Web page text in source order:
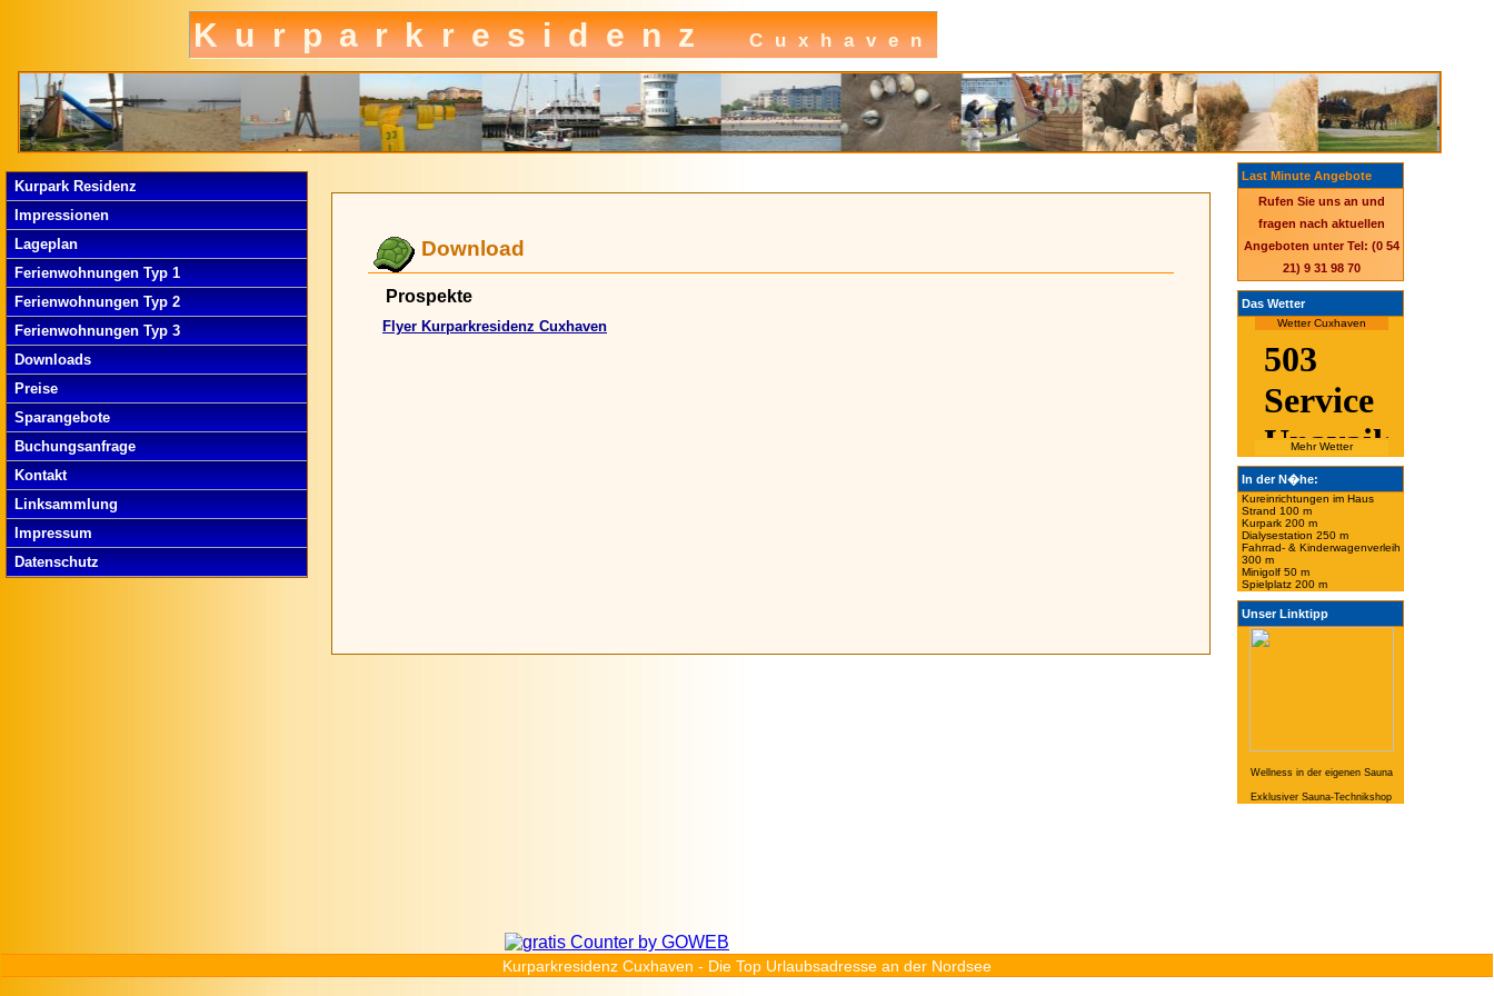
Kurparkresidenz Cuxhaven
Kurpark Residenz
Impressionen
Lageplan
Ferienwohnungen Typ 1
Ferienwohnungen Typ 2
Ferienwohnungen Typ 3
Downloads
Preise
Sparangebote
Buchungsanfrage
Kontakt
Linksammlung
Impressum
Datenschutz
Download
Prospekte
Flyer Kurparkresidenz Cuxhaven
Last Minute Angebote
Rufen Sie uns an und
fragen nach aktuellen
Angeboten unter Tel: (0 54
21) 9 31 98 70
Das Wetter
Wetter Cuxhaven
Mehr Wetter
In der N�he:
Kureinrichtungen im Haus
Strand 100 m
Kurpark 200 m
Dialysestation 250 m
Fahrrad- & Kinderwagenverleih
300 m
Minigolf 50 m
Spielplatz 200 m
Unser Linktipp
Wellness in der eigenen Sauna
Exklusiver Sauna-Technikshop
Kurparkresidenz Cuxhaven - Die Top Urlaubsadresse an der Nordsee